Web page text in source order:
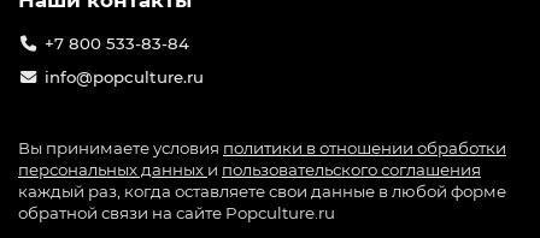
+7 800 533-83-84
info@popculture.ru
Вы принимаете условия политики в отношении обработки
персональных данных и пользовательского соглашения
каждый раз, когда оставляете свои данные в любой форме
обратной связи на сайте Popculture.ru